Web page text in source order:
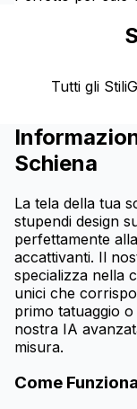
Tutti gli Stili
Schiena
La tela della tua
stupendi design
perfettamente
accattivanti. Il
specializza nella
unici che
primo tatuaggio
nostra IA
misura.
Come Funziona